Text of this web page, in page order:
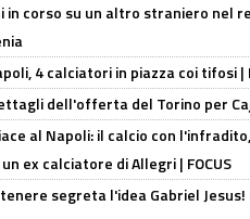
in corso su un altro straniero nel
4 calciatori in piazza coi tifosi |
dell'offerta del Torino per
al Napoli: il calcio con
ex calciatore di Allegri | FOCUS
segreta l'idea Gabriel